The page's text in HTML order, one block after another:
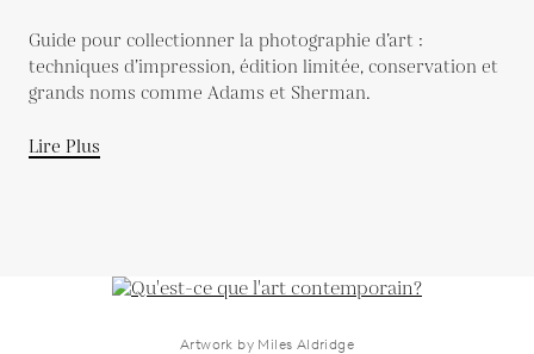
Guide pour collectionner la photographie d’art :
techniques d’impression, édition limitée, conservation et
grands noms comme Adams et Sherman.
Lire Plus
Artwork by Miles Aldridge